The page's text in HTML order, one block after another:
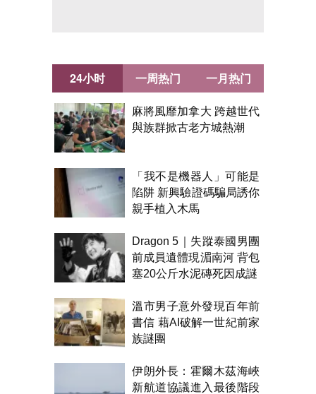
24小时
麻將風靡加拿大 跨越世代
與族群掀古老方城熱潮
「我不是機器人」可能是
陷阱 新興驗證碼騙局誘你
親手植入木馬
Dragon 5｜失蹤泰國男團
前成員遺體現湄南河 背包
塞20公斤水泥磚死因成謎
溫市男子意外發現百年前
書信 藉AI破解一世紀前家
族謎團
伊朗外長：霍爾木茲海峽
新航道協議進入最後階段
一周热门 一月热门